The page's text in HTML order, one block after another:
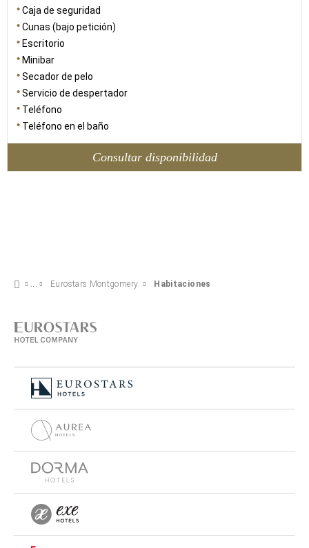
Caja de seguridad
Cunas (bajo petición)
Escritorio
Minibar
Secador de pelo
Servicio de despertador
Teléfono
Teléfono en el baño
Consultar disponibilidad
Eurostars Montgomery Habitaciones